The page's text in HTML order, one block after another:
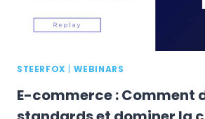
STEERFOX WEBINARS
E-commerce : Comment